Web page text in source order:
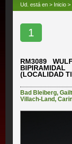
Ud. está en > Inicio >
1
RM3089
BIPIRAMIDAL
(LOCALIDAD
Bad Bleiberg,
Villach-Land,